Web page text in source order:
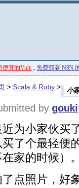
便宜的Vultr , 免费部署 N8N
小
> Scala & Ruby >
by gouki
近为小家伙买
买了个最轻便
在家的时候）
了点照片，好